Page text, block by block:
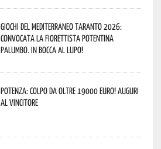
Giochi del Mediterraneo Taranto 2026:
convocata la fiorettista potentina
Palumbo. In bocca al lupo!
Potenza: colpo da oltre 19000 Euro! Auguri
al vincitore